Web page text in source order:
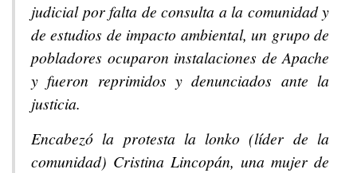
judicial por falta de consulta a la comunidad y
de estudios de impacto ambiental, un grupo de
pobladores ocuparon instalaciones de Apache
y fueron reprimidos y denunciados ante la
justicia.
Encabezó la protesta la lonko (líder de la
comunidad) Cristina Lincopán, una mujer de